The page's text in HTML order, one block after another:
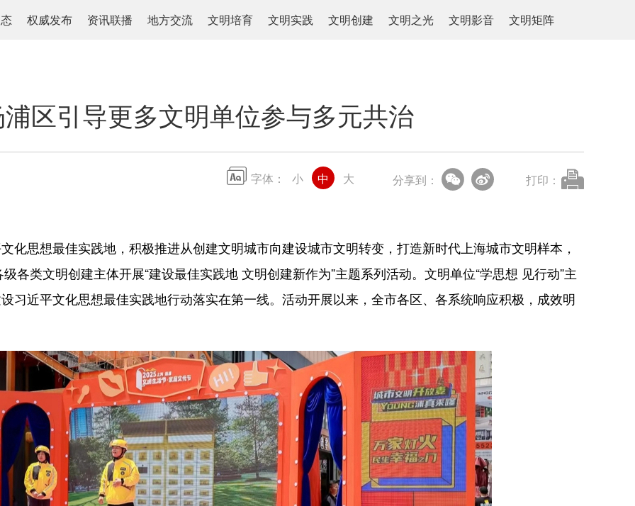
权威发布 资讯联播 地方交流 文明培育 文明实践 文明创建 文明之光 文明影音 文明矩阵
区引导更多文明单位参与多元共治
字体： 小 中 大 分享到： 打印：
想最佳实践地，积极推进从创建文明城市向建设城市文明转变，打造新时代上海城市文明样本，
各类文明创建主体开展“建设最佳实践地 文明创建新作为”主题系列活动。文明单位“学思想 见行动”主
习近平文化思想最佳实践地行动落实在第一线。活动开展以来，全市各区、各系统响应积极，成效明